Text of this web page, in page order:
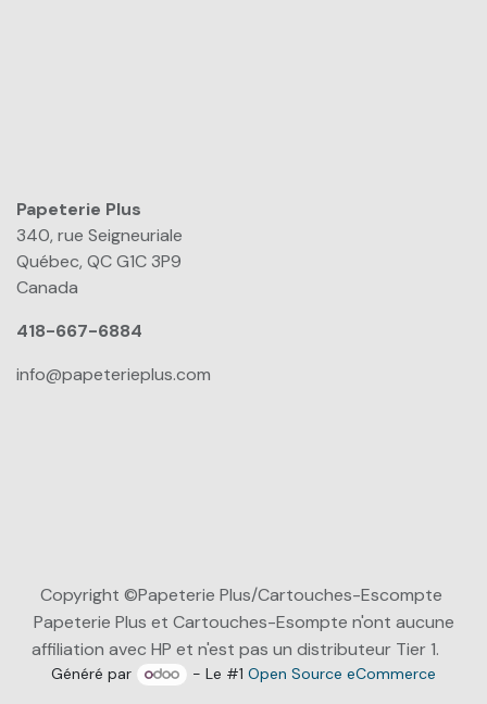
Papeterie Plus​
340, rue Seigneuriale
Québec, QC G1C 3P9
Canada
418-667-6884
info@papeterieplus.com
Copyright ©Papeterie Plus/Cartouches-Escompte
Papeterie Plus et Cartouches-Esompte n'ont aucune
affiliation avec HP et n'est pas un distributeur Tier 1.
Généré par - Le #1Open Source eCommerce